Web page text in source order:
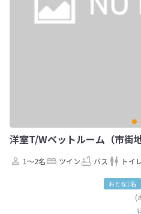
洋室T/Wベットルーム（市街地
1～2名 ツイン バス トイ
おとな1名
(